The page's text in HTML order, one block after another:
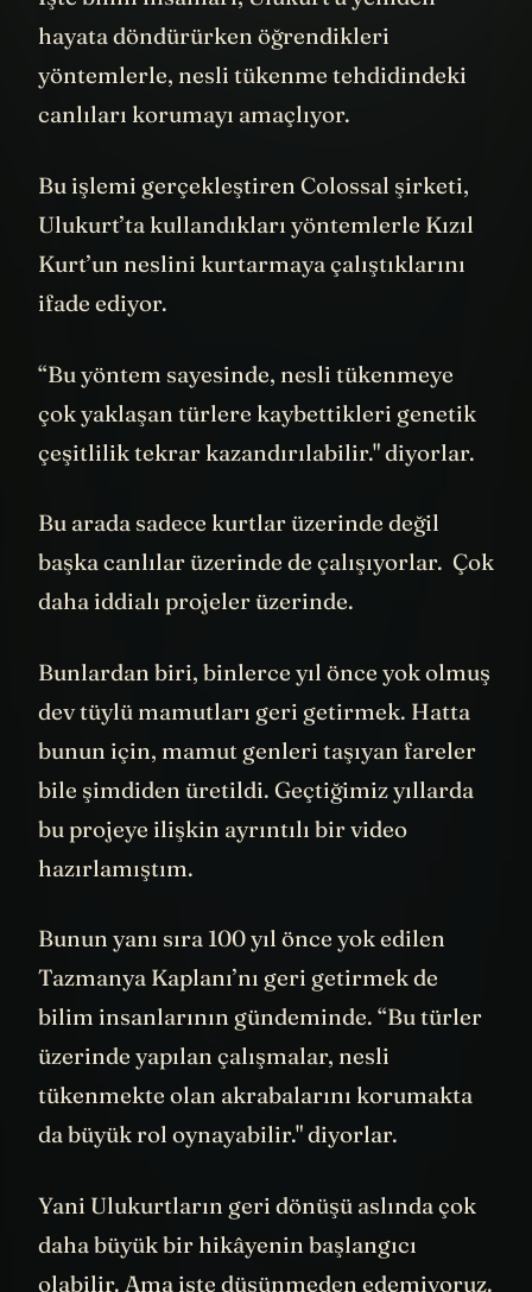
İşte bilim insanları, Ulukurt'u yeniden
hayata döndürürken öğrendikleri
yöntemlerle, nesli tükenme tehdidindeki
Bu işlemi gerçekleştiren Colossal şirketi,
Ulukurt’ta kullandıkları yöntemlerle Kızıl
Kurt’un neslini kurtarmaya çalıştıklarını
“Bu yöntem sayesinde, nesli tükenmeye
çok yaklaşan türlere kaybettikleri genetik
Bu arada sadece kurtlar üzerinde değil
başka canlılar üzerinde de çalışıyorlar. Çok
Bunlardan biri, binlerce yıl önce yok olmuş
dev tüylü mamutları geri getirmek. Hatta
bunun için, mamut genleri taşıyan fareler
bile şimdiden üretildi. Geçtiğimiz yıllarda
bu projeye ilişkin ayrıntılı bir video
Bunun yanı sıra 100 yıl önce yok edilen
Tazmanya Kaplanı’nı geri getirmek de
bilim insanlarının gündeminde. “Bu türler
üzerinde yapılan çalışmalar, nesli
tükenmekte olan akrabalarını korumakta
Yani Ulukurtların geri dönüşü aslında çok
daha büyük bir hikâyenin başlangıcı